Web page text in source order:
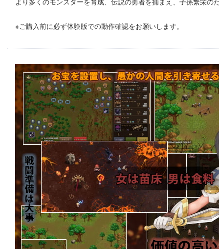
※ご購入前に必ず体験版での動作確認をお願いします。